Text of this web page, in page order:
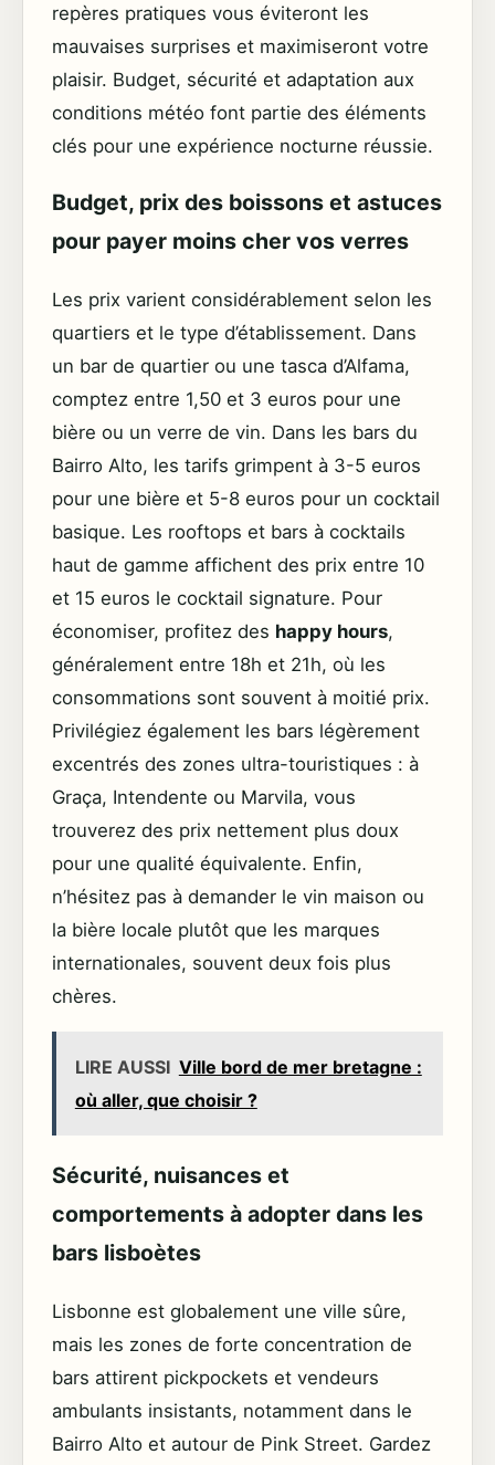
repères pratiques vous éviteront les
mauvaises surprises et maximiseront votre
plaisir. Budget, sécurité et adaptation aux
conditions météo font partie des éléments
clés pour une expérience nocturne réussie.
Budget, prix des boissons et astuces
pour payer moins cher vos verres
Les prix varient considérablement selon les
quartiers et le type d’établissement. Dans
un bar de quartier ou une tasca d’Alfama,
comptez entre 1,50 et 3 euros pour une
bière ou un verre de vin. Dans les bars du
Bairro Alto, les tarifs grimpent à 3-5 euros
pour une bière et 5-8 euros pour un cocktail
basique. Les rooftops et bars à cocktails
haut de gamme affichent des prix entre 10
et 15 euros le cocktail signature. Pour
économiser, profitez des happy hours,
généralement entre 18h et 21h, où les
consommations sont souvent à moitié prix.
Privilégiez également les bars légèrement
excentrés des zones ultra-touristiques : à
Graça, Intendente ou Marvila, vous
trouverez des prix nettement plus doux
pour une qualité équivalente. Enfin,
n’hésitez pas à demander le vin maison ou
la bière locale plutôt que les marques
internationales, souvent deux fois plus
chères.
LIRE AUSSI Ville bord de mer bretagne :
où aller, que choisir ?
Sécurité, nuisances et
comportements à adopter dans les
bars lisboètes
Lisbonne est globalement une ville sûre,
mais les zones de forte concentration de
bars attirent pickpockets et vendeurs
ambulants insistants, notamment dans le
Bairro Alto et autour de Pink Street. Gardez